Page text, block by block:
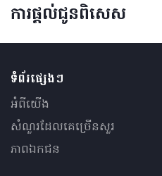
ការផ្តល់ជូនពិសេស
ទំព័រផ្សេងៗ
អំពីយើង
សំណួរ​ដែលគេ​ច្រើន​សួរ
ភាពឯកជន